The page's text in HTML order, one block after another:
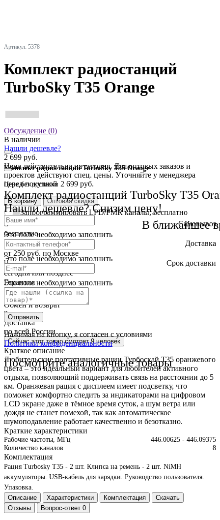
Артикул: 5378
Комплект радиостанций
TurboSky T35 Orange
Обсуждение (0)
Комплект радиостанций TurboSky T35 Orange
Цена без доставки 2 699 руб.
Комплект радиостанций TurboSky T35
Нашли дешевле? Снизим цену!
Это поле необходимо заполнить
Это поле необходимо заполнить
Это поле необходимо заполнить
Отправить
Нажимая на кнопку, я согласен с условиями
Политики конфиденциальности
Посмотрите аналогичные товары
В наличии
Нашли дешевле?
В ближайшее
2 699 руб.
Цена действительна на сегодня. Для оптовых заказов и
проектов действуют спец. цены. Уточняйте у менеджера
перед покупкой
В корзину Оптовая скидка
Запрограммировать LPD/PMR каналы, бесплатно
Самовывоз
бесплатно
Доставка
от 250 руб. по Москве
Cрок доставки
сегодня или позднее
Гарантия
12 месяца
Обмен и возврат
2 недели
Доставка
по всей России
Сейчас этот товарсмотрят 9 человек
Краткое описание
Любительские портативные рации Турбоскай Т35 оранжевого
цвета – это идеальный вариант для любителей активного
отдыха, позволяющий поддерживать связь на расстоянии до 5
км. Оранжевая рация с дисплеем имеет подсветку, что
поможет комфортно следить за индикаторами на цифровом
LCD экране даже в тёмное время суток, а шум ветра или
дождя не станет помехой, так как автоматическое
шумоподавление работает качественно и безотказно.
Краткие характеристики
Рабочие частоты, МГц
446.00625 - 446.09375
Количество каналов
8
Комплектация
Рация Turbosky T35 - 2 шт. Клипса на ремень - 2 шт. NiMH
аккумуляторы. USB-кабель для зарядки. Руководство пользователя.
Упаковка.
Описание
Характеристики Комплектация
Скачать
Отзывы
Вопрос-ответ 0